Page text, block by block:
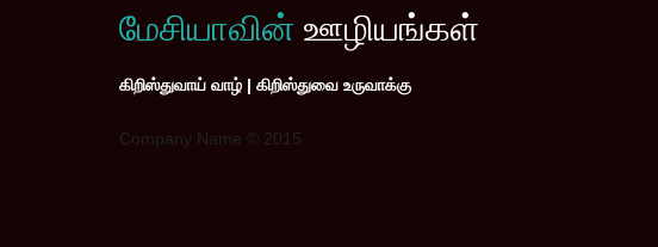
மேசியாவின் ஊழியங்கள்
கிறிஸ்துவாய் வாழ் | கிறிஸ்துவை உருவாக்கு
Company Name © 2015